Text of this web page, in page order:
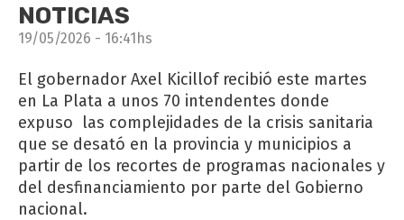
NOTICIAS
19/05/2026 - 16:41hs
El gobernador Axel Kicillof recibió este martes
en La Plata a unos 70 intendentes donde
expuso las complejidades de la crisis sanitaria
que se desató en la provincia y municipios a
partir de los recortes de programas nacionales y
del desfinanciamiento por parte del Gobierno
nacional.